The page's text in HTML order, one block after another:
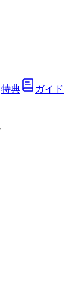
特典 ガイド